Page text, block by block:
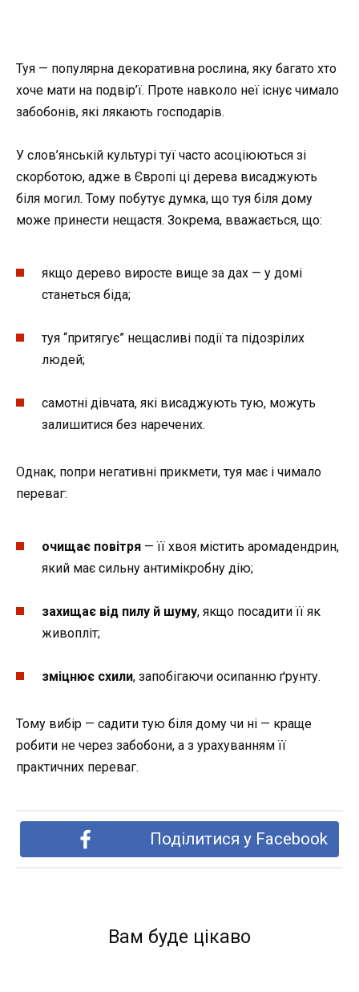
Туя — популярна декоративна рослина, яку багато хто
хоче мати на подвір’ї. Проте навколо неї існує чимало
забобонів, які лякають господарів.
У слов’янській культурі туї часто асоціюються зі
скорботою, адже в Європі ці дерева висаджують
біля могил. Тому побутує думка, що туя біля дому
може принести нещастя. Зокрема, вважається, що:
якщо дерево виросте вище за дах — у домі
станеться біда;
туя “притягує” нещасливі події та підозрілих
людей;
самотні дівчата, які висаджують тую, можуть
залишитися без наречених.
Однак, попри негативні прикмети, туя має і чимало
переваг:
очищає повітря — її хвоя містить аромадендрин,
який має сильну антимікробну дію;
захищає від пилу й шуму, якщо посадити її як
живопліт;
зміцнює схили, запобігаючи осипанню ґрунту.
Тому вибір — садити тую біля дому чи ні — краще
робити не через забобони, а з урахуванням її
практичних переваг.
Поділитися у Facebook
Вам буде цікаво